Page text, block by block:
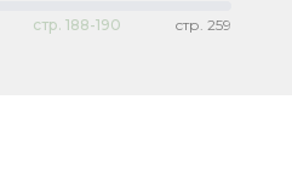
стр. 188-190 стр. 259